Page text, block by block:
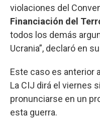
violaciones del
Financiación del
todos los demás
Ucrania”, declaró en
Este caso es anterior
La CIJ dirá el viernes
pronunciarse en un
esta guerra.